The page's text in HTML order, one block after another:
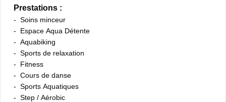
Prestations :
Soins minceur
Espace Aqua Détente
Aquabiking
Sports de relaxation
Fitness
Cours de danse
Sports Aquatiques
Step / Aérobic